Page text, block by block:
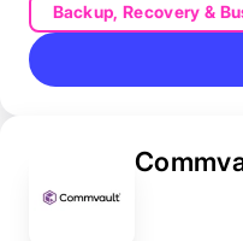
Backup, Recovery &